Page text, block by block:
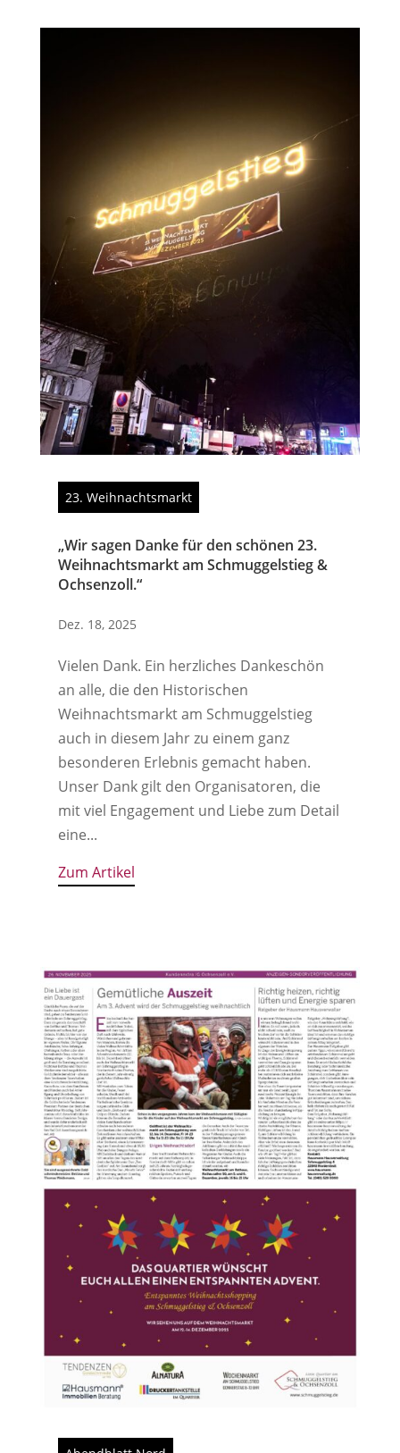
23. Weihnachtsmarkt
„Wir sagen Danke für den schönen 23.
Weihnachtsmarkt am Schmuggelstieg &
Ochsenzoll.“
Dez. 18, 2025
Vielen Dank. Ein herzliches Dankeschön
an alle, die den Historischen
Weihnachtsmarkt am Schmuggelstieg
auch in diesem Jahr zu einem ganz
besonderen Erlebnis gemacht haben.
Unser Dank gilt den Organisatoren, die
mit viel Engagement und Liebe zum Detail
eine...
Zum Artikel